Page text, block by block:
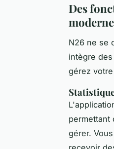
Des
moderne
N26 ne se
intègre des
gérez
permettant
gérer.